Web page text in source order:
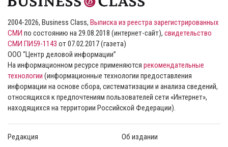
2004-2026, Business Class, Выписка из реестра зарегистрированных
СМИ по состоянию на 29.08.2018 (интернет-сайт), свидетельство
СМИ ПИ59-1143 от 07.02.2017 (газета)
ООО “Центр деловой информации”
На информационном ресурсе применяются рекомендательные
технологии (информационные технологии предоставления
информации на основе сбора, систематизации и анализа сведений,
относящихся к предпочтениям пользователей сети «Интернет»,
находящихся на территории Российской Федерации).
Редакция Об издании